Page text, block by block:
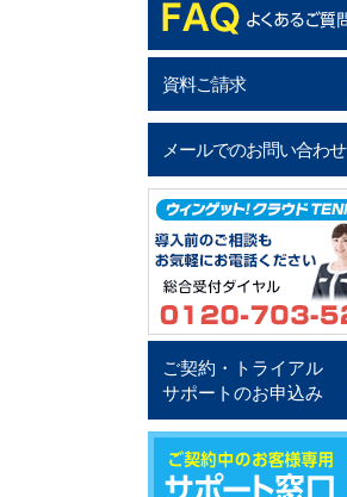
資料ご請求
メールでのお問い合わせ
ご契約・トライアル
サポートのお申込み